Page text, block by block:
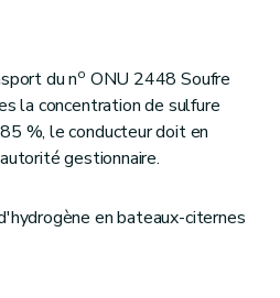
du no ONU 2448 Soufre
la concentration de sulfure
%, le conducteur doit en
gestionnaire.
en bateaux-citernes